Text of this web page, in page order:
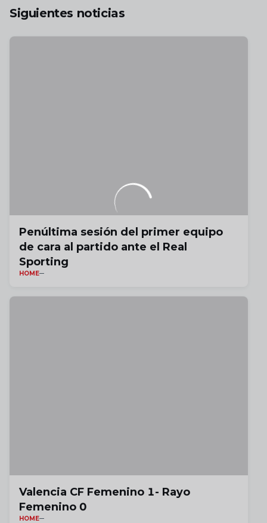
Siguientes noticias
Penúltima sesión del primer equipo
de cara al partido ante el Real
Sporting
HOME
Valencia CF Femenino 1- Rayo
Femenino 0
HOME